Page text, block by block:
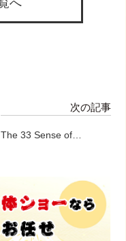
へ
次の記事
The 33 Sense of